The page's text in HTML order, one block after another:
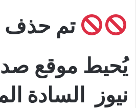
تم حذف
يُحيط موقع
نيوز السادة